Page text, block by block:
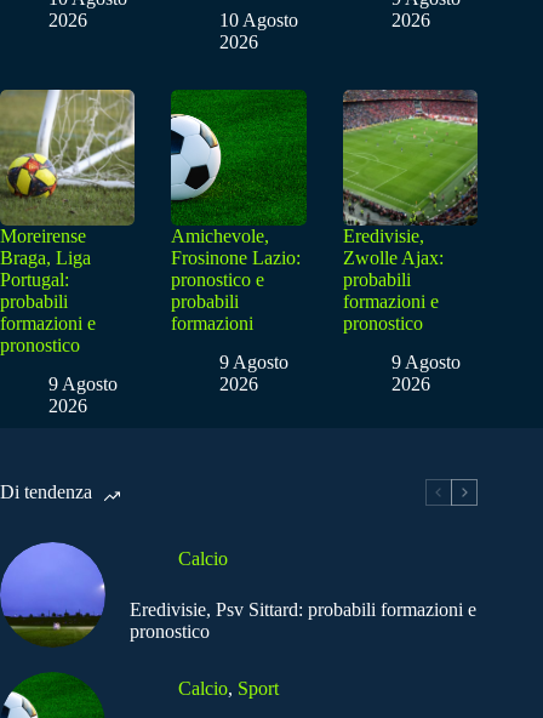
2026
10 Agosto
2026
2026
Moreirense
Braga, Liga
Portugal:
probabili
formazioni e
pronostico
9 Agosto
2026
Amichevole,
Frosinone Lazio:
pronostico e
probabili
formazioni
9 Agosto
2026
Eredivisie,
Zwolle Ajax:
probabili
formazioni e
pronostico
9 Agosto
2026
Di tendenza
Calcio
Eredivisie, Psv Sittard: probabili formazioni e
pronostico
Calcio, Sport